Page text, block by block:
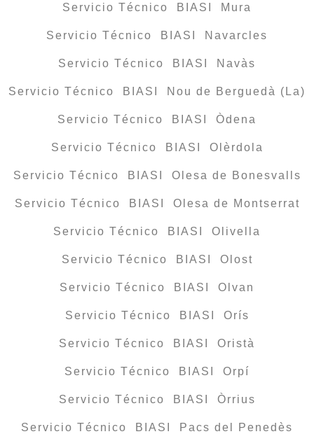
Servicio Técnico BIASI Mura
Servicio Técnico BIASI Navarcles
Servicio Técnico BIASI Navàs
Servicio Técnico BIASI Nou de Berguedà (La)
Servicio Técnico BIASI Òdena
Servicio Técnico BIASI Olèrdola
Servicio Técnico BIASI Olesa de Bonesvalls
Servicio Técnico BIASI Olesa de Montserrat
Servicio Técnico BIASI Olivella
Servicio Técnico BIASI Olost
Servicio Técnico BIASI Olvan
Servicio Técnico BIASI Orís
Servicio Técnico BIASI Oristà
Servicio Técnico BIASI Orpí
Servicio Técnico BIASI Òrrius
Servicio Técnico BIASI Pacs del Penedès